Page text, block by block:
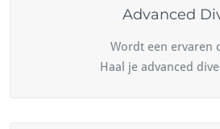
Advanced
Wordt een ervaren
Haal je advanced